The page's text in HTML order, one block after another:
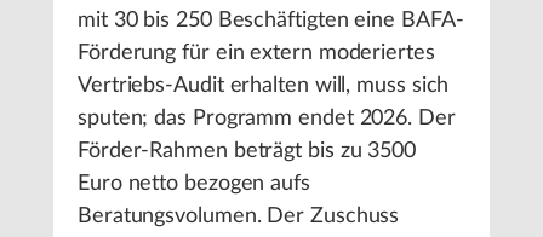
mit 30 bis 250 Beschäftigten eine BAFA-
Förderung für ein extern moderiertes
Vertriebs-Audit erhalten will, muss sich
sputen; das Programm endet 2026. Der
Förder-Rahmen beträgt bis zu 3500
Euro netto bezogen aufs
Beratungsvolumen. Der Zuschuss